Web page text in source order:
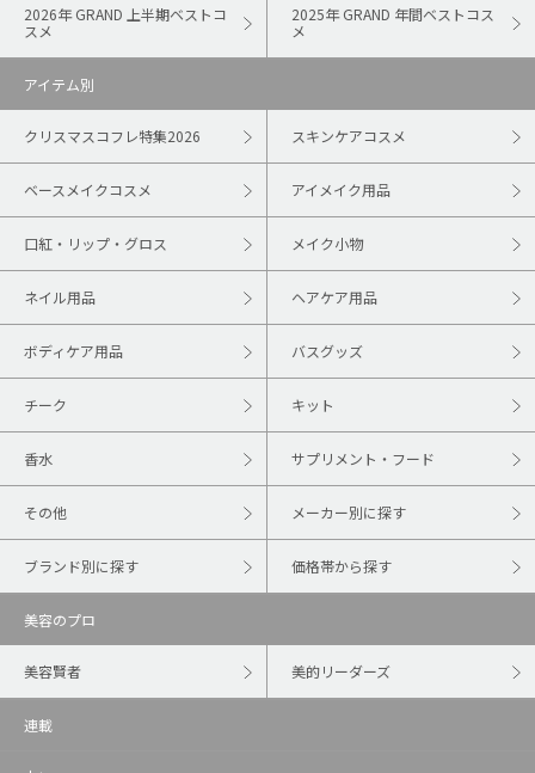
2026年 GRAND 上半期ベストコ
スメ
2025年 GRAND 年間ベストコス
メ
アイテム別
クリスマスコフレ特集2026 スキンケアコスメ
ベースメイクコスメ アイメイク用品
口紅・リップ・グロス メイク小物
ネイル用品 ヘアケア用品
ボディケア用品 バスグッズ
チーク キット
香水 サプリメント・フード
その他 メーカー別に探す
ブランド別に探す 価格帯から探す
美容のプロ
美容賢者 美的リーダーズ
連載